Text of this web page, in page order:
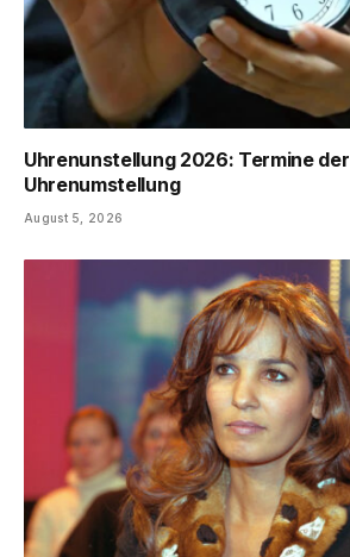
Uhrenunstellung 2026: Termine der
Uhrenumstellung
August 5, 2026